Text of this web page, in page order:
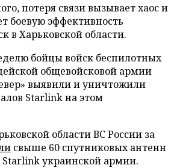
потеря связи вызывает хаос и
боевую эффективность
в Харьковской области.
бойцы войск беспилотных
общевойсковой армии
выявили и уничтожили
Starlink на этом
области ВС России за
свыше 60 спутниковых антенн
Starlink украинской армии.